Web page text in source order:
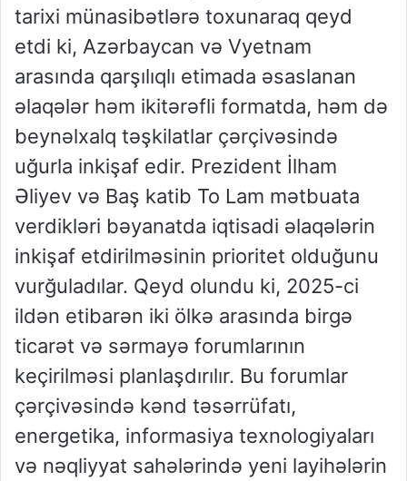
tarixi münasibətlərə toxunaraq qeyd
etdi ki, Azərbaycan və Vyetnam
arasında qarşılıqlı etimada əsaslanan
əlaqələr həm ikitərəfli formatda, həm də
beynəlxalq təşkilatlar çərçivəsində
uğurla inkişaf edir. Prezident İlham
Əliyev və Baş katib To Lam mətbuata
verdikləri bəyanatda iqtisadi əlaqələrin
inkişaf etdirilməsinin prioritet olduğunu
vurğuladılar. Qeyd olundu ki, 2025-ci
ildən etibarən iki ölkə arasında birgə
ticarət və sərmayə forumlarının
keçirilməsi planlaşdırılır. Bu forumlar
çərçivəsində kənd təsərrüfatı,
energetika, informasiya texnologiyaları
və nəqliyyat sahələrində yeni layihələrin